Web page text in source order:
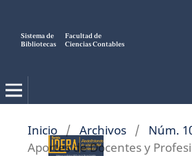
Sistema de
Bibliotecas
Facultad de
Ciencias Contables
Inicio / Archivos / Núm.
Aportes de Docentes y